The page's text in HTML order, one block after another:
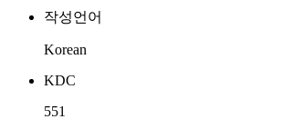
작성언어
Korean
KDC
551